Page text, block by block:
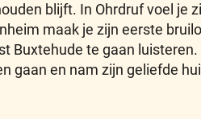
blijft. In Ohrdruf voel je
maak je zijn eerste
te gaan luisteren.
gaan en nam zijn geliefde